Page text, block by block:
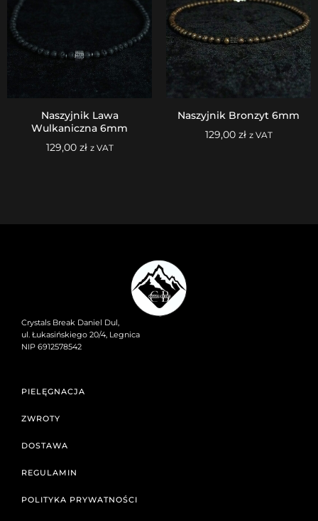
Naszyjnik Lawa
Wulkaniczna 6mm
129,00 zł z VAT
Naszyjnik Bronzyt 6mm
129,00 zł z VAT
Crystals Break Daniel Dul,
ul. Łukasińskiego 20/4, Legnica
NIP 6912578542
PIELĘGNACJA
ZWROTY
DOSTAWA
REGULAMIN
POLITYKA PRYWATNOŚCI